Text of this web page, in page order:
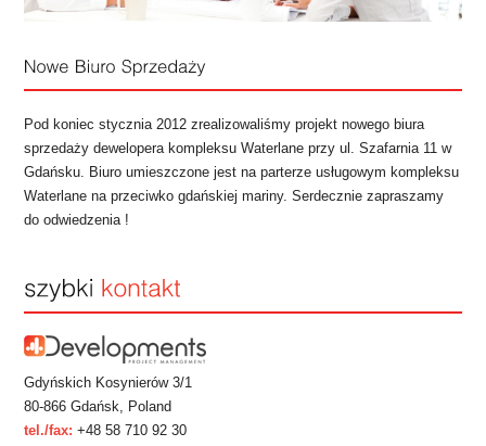
Pod koniec stycznia 2012 zrealizowaliśmy projekt nowego biura
sprzedaży dewelopera kompleksu Waterlane przy ul. Szafarnia 11 w
Gdańsku. Biuro umieszczone jest na parterze usługowym kompleksu
Waterlane na przeciwko gdańskiej mariny. Serdecznie zapraszamy
do odwiedzenia !
Gdyńskich Kosynierów 3/1
80-866 Gdańsk, Poland
tel./fax: +48 58 710 92 30